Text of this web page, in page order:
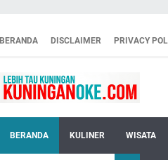
BERANDA DISCLAIMER PRIVACY
BERANDA KULINER WISATA